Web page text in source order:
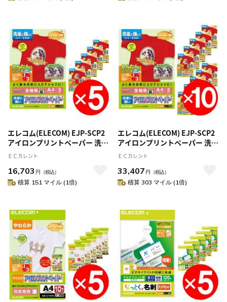
エレコム(ELECOM) EJP-SCP2
アイロンプリントペーパー 洗濯
に強いタイプ カラー生地用 A4
5枚 x5セット
ＥＣカレント
16,703 円 （税込）
積算 151 マイル (1倍)
エレコム(ELECOM) EJP-SCP2
アイロンプリントペーパー 洗濯
に強いタイプ カラー生地用 A4
5枚x10セット
ＥＣカレント
33,407 円 （税込）
積算 303 マイル (1倍)